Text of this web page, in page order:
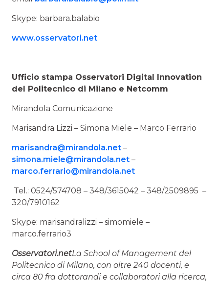
Skype: barbara.balabio
www.osservatori.net
Ufficio stampa Osservatori Digital Innovation
del Politecnico di Milano e Netcomm
Mirandola Comunicazione
Marisandra Lizzi – Simona Miele – Marco Ferrario
marisandra@mirandola.net –
simona.miele@mirandola.net –
marco.ferrario@mirandola.net
Tel.: 0524/574708 – 348/3615042 – 348/2509895 –
320/7910162
Skype: marisandralizzi – simomiele –
marco.ferrario3
Osservatori.netLa School of Management del
Politecnico di Milano, con oltre 240 docenti, e
circa 80 fra dottorandi e collaboratori alla ricerca,